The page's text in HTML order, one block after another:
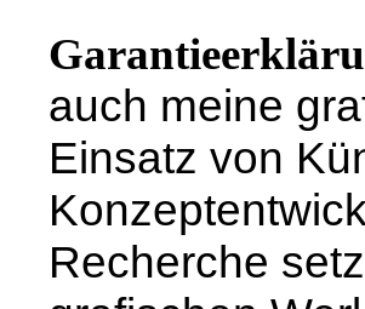
auch meine
Einsatz von
Recherche